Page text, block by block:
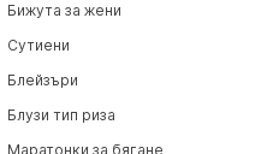
Бижута за жени
Сутиени
Блейзъри
Блузи тип риза
Маратонки за бягане